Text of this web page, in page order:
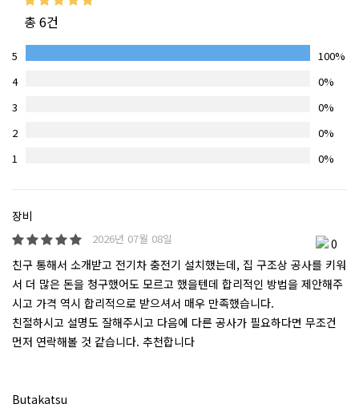
총 6건
5
100%
4
0%
3
0%
2
0%
1
0%
장비
2026년 07월 08일
0
친구 통해서 소개받고 전기차 충전기 설치했는데, 집 구조상 공사를 키워
서 더 많은 돈을 청구했어도 모르고 했을텐데 합리적인 방법을 제안해주
시고 가격 역시 합리적으로 받으셔서 매우 만족했습니다.
친절하시고 설명도 잘해주시고 다음에 다른 공사가 필요하다면 무조건
먼저 연락해볼 것 같습니다. 추천합니다
Butakatsu